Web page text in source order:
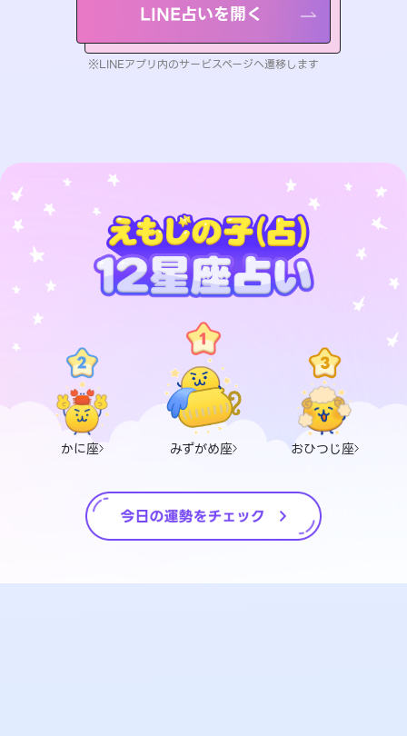
LINE占いを開く
※LINEアプリ内のサービスページへ遷移します
かに座 みずがめ座 おひつじ座